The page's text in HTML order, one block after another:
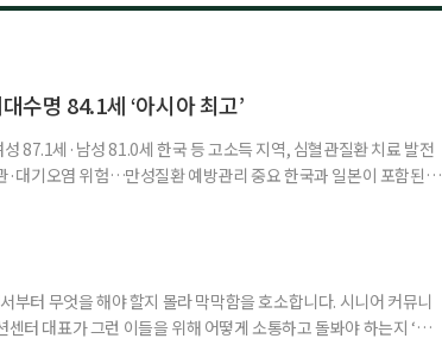
수명 84.1세 ‘아시아 최고’
87.1세·남성 81.0세 한국 등 고소득 지역, 심혈관질환 치료 발전
·대기오염 위험…만성질환 예방관리 중요 한국과 일본이 포함된 아
에는 고려대와 경희대를 비롯해 연세대, 워싱턴대 보건계량평
부터 무엇을 해야 할지 몰라 막막함을 호소합니다. 시니어 커뮤니
터 대표가 그런 이들을 위해 어떻게 소통하고 돌봐야 하는지 ‘치